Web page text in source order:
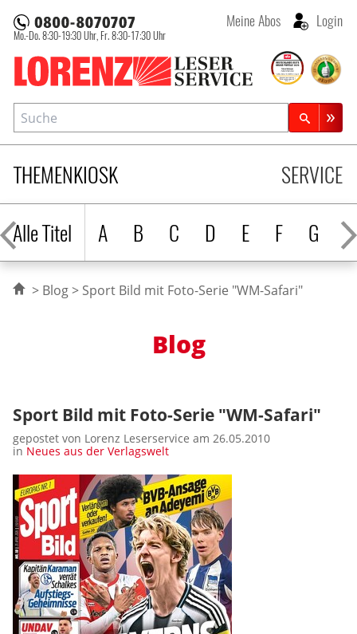
Lorenz Leserservice
Mo.-Do. 8:30-19:30 Uhr, Fr. 8:30-17:30 Uhr
Meine Abos Login
THEMENKIOSK
Alle Titel
A B C D E F G H
SERVICE
Suche
Zeitschriftensuche
Blog Sport Bild mit Foto-Serie "WM-Safari"
Blog
Sport Bild mit Foto-Serie "WM-Safari"
gepostet von Lorenz Leserservice am 26.05.2010
in Neues aus der Verlagswelt